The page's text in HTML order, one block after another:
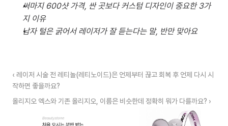
써마지 600샷 가격, 싼 곳보다 커스텀 디자인이 중요한 3가
지 이유
남자 털은 굵어서 레이저가 잘 듣는다는 말, 반만 맞아요
‹ 레이저 시술 전 레티놀(레티노이드)은 언제부터 끊고 회복 후 언제 다시 시
작하면 좋을까요?
올리지오 엑스와 기존 올리지오, 이름은 비슷한데 정확히 뭐가 다를까요? ›